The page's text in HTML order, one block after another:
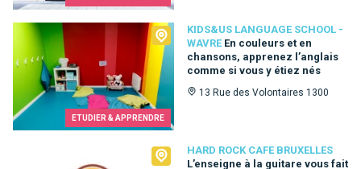
ETUDIER & APPRENDRE
KIDS&US LANGUAGE SCHOOL -
WAVRE En couleurs et en
chansons, apprenez l’anglais
comme si vous y étiez nés
13 Rue des Volontaires 1300
Kids&Us language school - Wavre
HARD ROCK CAFE BRUXELLES
L’enseigne à la guitare vous fait
Hard Rock Cafe Bruxelles